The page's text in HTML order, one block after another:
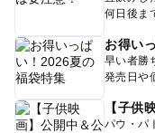
何日後ま
お得い
早い者勝
発売日や
【子供
パウ・パ